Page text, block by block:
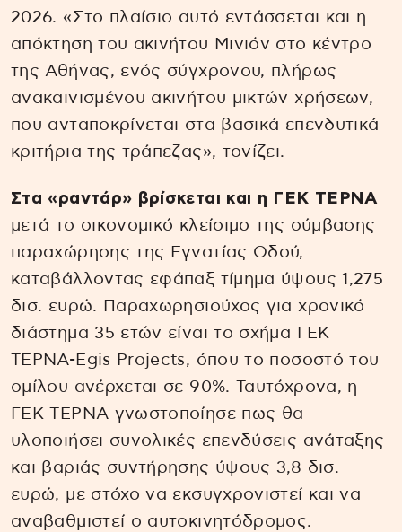
2026. «Στο πλαίσιο αυτό εντάσσεται και η
απόκτηση του ακινήτου Μινιόν στο κέντρο
της Αθήνας, ενός σύγχρονου, πλήρως
ανακαινισμένου ακινήτου μικτών χρήσεων,
που ανταποκρίνεται στα βασικά επενδυτικά
κριτήρια της τράπεζας», τονίζει.
Στα «ραντάρ» βρίσκεται και η ΓΕΚ ΤΕΡΝΑ
μετά το οικονομικό κλείσιμο της σύμβασης
παραχώρησης της Εγνατίας Οδού,
καταβάλλοντας εφάπαξ τίμημα ύψους 1,275
δισ. ευρώ. Παραχωρησιούχος για χρονικό
διάστημα 35 ετών είναι το σχήμα ΓΕΚ
ΤΕΡΝΑ-Egis Projects, όπου το ποσοστό του
ομίλου ανέρχεται σε 90%. Ταυτόχρονα, η
ΓΕΚ ΤΕΡΝΑ γνωστοποίησε πως θα
υλοποιήσει συνολικές επενδύσεις ανάταξης
και βαριάς συντήρησης ύψους 3,8 δισ.
ευρώ, με στόχο να εκσυγχρονιστεί και να
αναβαθμιστεί ο αυτοκινητόδρομος.